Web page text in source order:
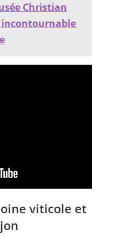
Christian
viticole et